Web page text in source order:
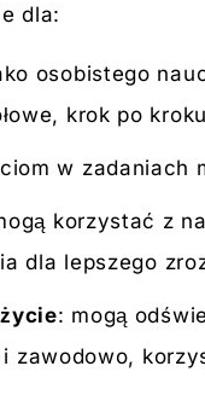
dla:
osobistego
krok po
w
korzystać z
dla lepszego
: mogą
zawodowo,